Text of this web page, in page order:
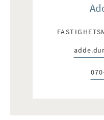
E-post: